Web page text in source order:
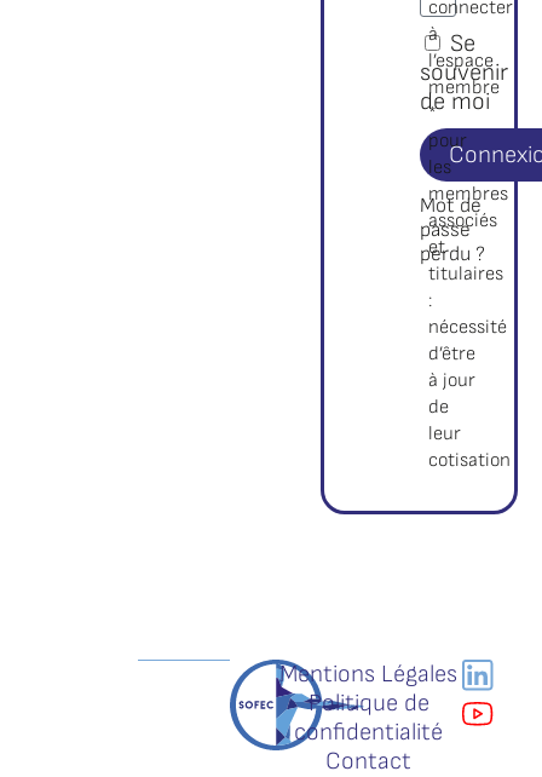
Se
souvenir
de moi
Mot de
passe
perdu ?
connecter
à
l’espace
membre
*
pour
les
membres
associés
et
titulaires
:
nécessité
d’être
à jour
de
leur
cotisation
Mentions Légales
Politique de
confidentialité
Contact